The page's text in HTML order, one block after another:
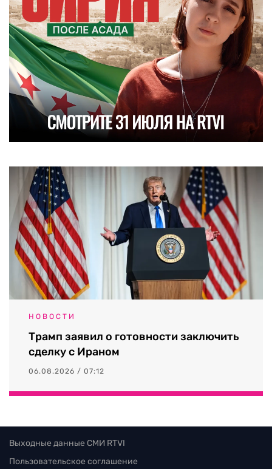
НОВОСТИ
Трамп заявил о готовности заключить
сделку с Ираном
06.08.2026 / 07:12
Выходные данные СМИ RTVI
Пользовательское соглашение